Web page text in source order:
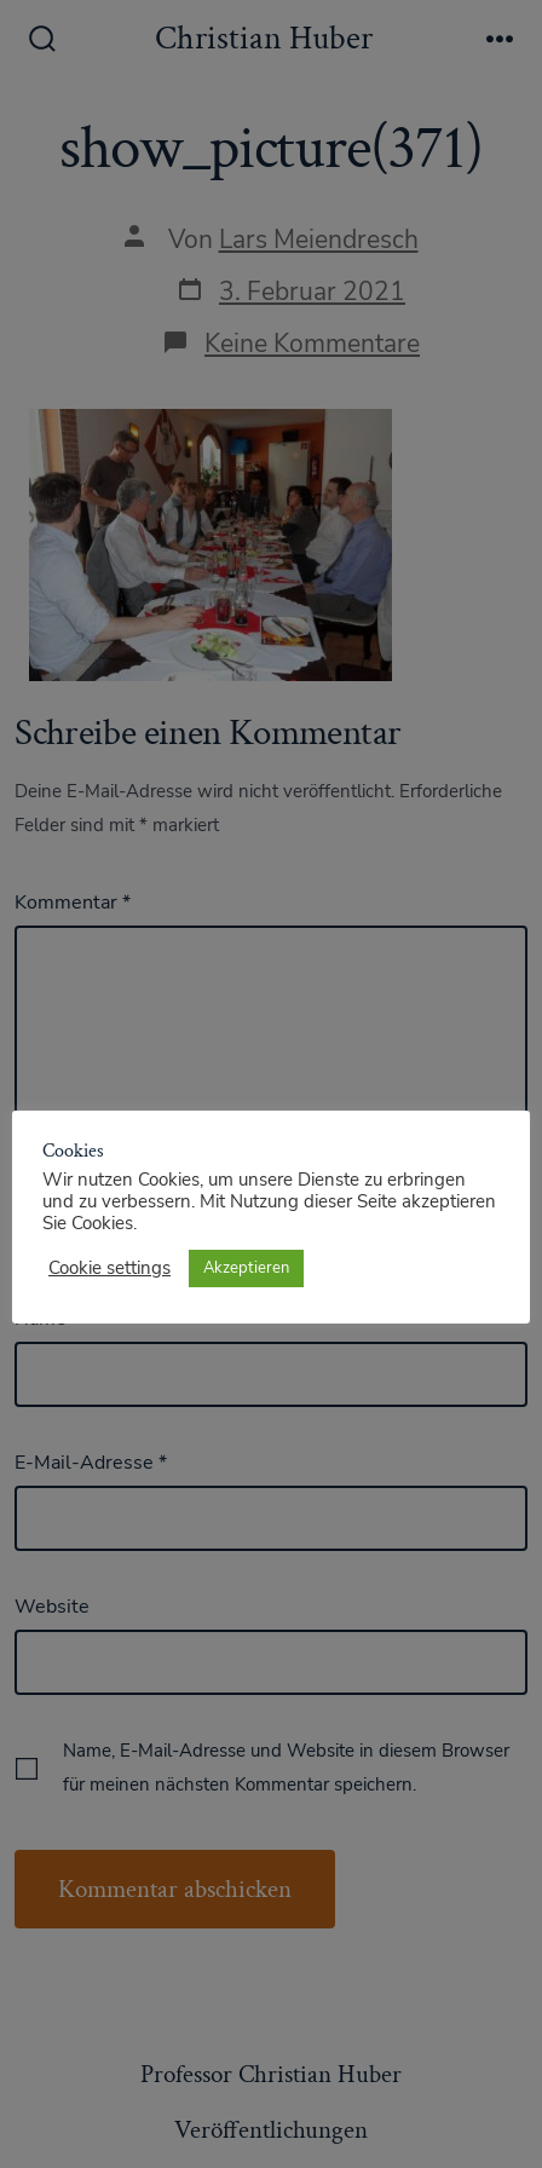
Inhalt
Christian Huber
show_picture(371)
Autor
Beitrags
Von Lars Meiendresch
Datum
des
Beitrags
3. Februar 2021
Keine Kommentare
Schreibe einen Kommentar
Deine E-Mail-Adresse wird nicht veröffentlicht. Erforderliche
Felder sind mit* markiert
Kommentar*
Name*
E-Mail-Adresse*
Website
Name, E-Mail-Adresse und Website in diesem Browser
für meinen nächsten Kommentar speichern.
Professor Christian Huber
Veröffentlichungen
Cookies
Wir nutzen Cookies, um unsere Dienste zu erbringen
und zu verbessern. Mit Nutzung dieser Seite akzeptieren
Sie Cookies.
Cookie settings
Akzeptieren